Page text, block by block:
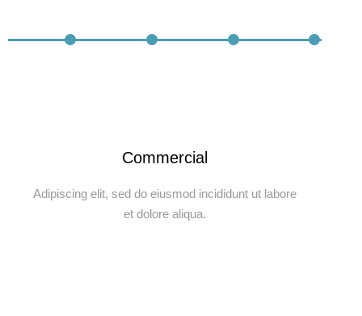
Commercial
Adipiscing elit, sed do eiusmod incididunt ut labore
et dolore aliqua.